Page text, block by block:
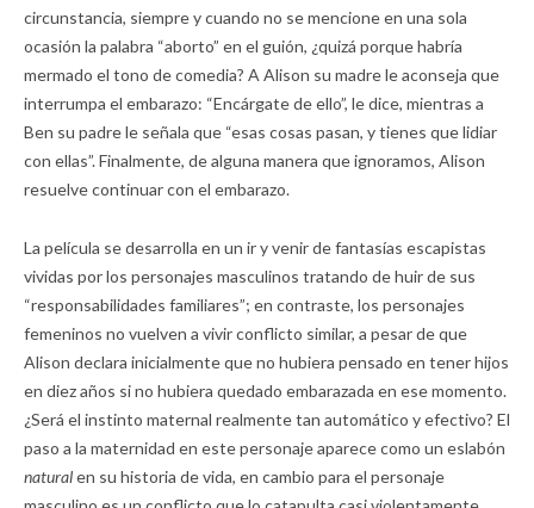
circunstancia, siempre y cuando no se mencione en una sola
ocasión la palabra “aborto” en el guión, ¿quizá porque habría
mermado el tono de comedia? A Alison su madre le aconseja que
interrumpa el embarazo: “Encárgate de ello”, le dice, mientras a
Ben su padre le señala que “esas cosas pasan, y tienes que lidiar
con ellas”. Finalmente, de alguna manera que ignoramos, Alison
resuelve continuar con el embarazo.
La película se desarrolla en un ir y venir de fantasías escapistas
vividas por los personajes masculinos tratando de huir de sus
“responsabilidades familiares”; en contraste, los personajes
femeninos no vuelven a vivir conflicto similar, a pesar de que
Alison declara inicialmente que no hubiera pensado en tener hijos
en diez años si no hubiera quedado embarazada en ese momento.
¿Será el instinto maternal realmente tan automático y efectivo? El
paso a la maternidad en este personaje aparece como un eslabón
naturalen su historia de vida, en cambio para el personaje